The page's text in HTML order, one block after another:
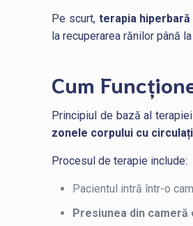
Pe scurt, terapia
la recuperarea rănilor până
Cum
Principiul de bază al
zonele corpului cu
Procesul de terapie include:
Pacientul intră într-o
Presiunea din